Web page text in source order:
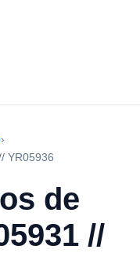
›
YR05936
de
//